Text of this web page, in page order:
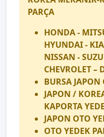
PARÇA
HONDA -
HYUNDAI -
NISSAN -
CHEVROLET –
BURSA JAPON
JAPON /
KAPORTA
JAPON OTO
OTO YEDEK